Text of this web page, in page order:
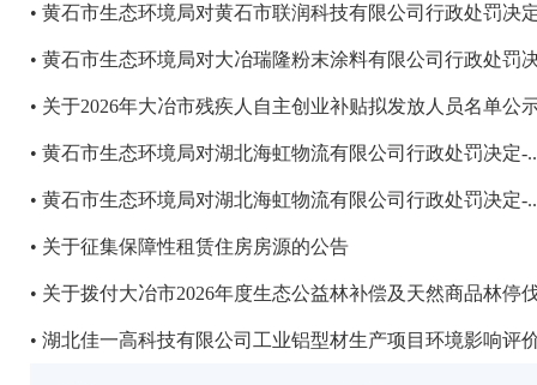
黄石市生态环境局对黄石市联润科技有限公司行政处罚决
黄石市生态环境局对大冶瑞隆粉末涂料有限公司行政处罚
关于2026年大冶市残疾人自主创业补贴拟发放人员名单公
黄石市生态环境局对湖北海虹物流有限公司行政处罚决定-
黄石市生态环境局对湖北海虹物流有限公司行政处罚决定-
关于征集保障性租赁住房房源的公告
关于拨付大冶市2026年度生态公益林补偿及天然商品林停
湖北佳一高科技有限公司工业铝型材生产项目环境影响评